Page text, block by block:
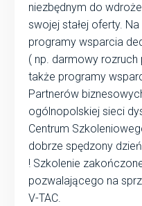
niezbędnym do
swojej stałej oferty.
programy wsparcia
( np. darmowy rozruch
także programy
Partnerów
ogólnopolskiej sieci
Centrum
dobrze spędzony
! Szkolenie
pozwalającego na
V-TAC.